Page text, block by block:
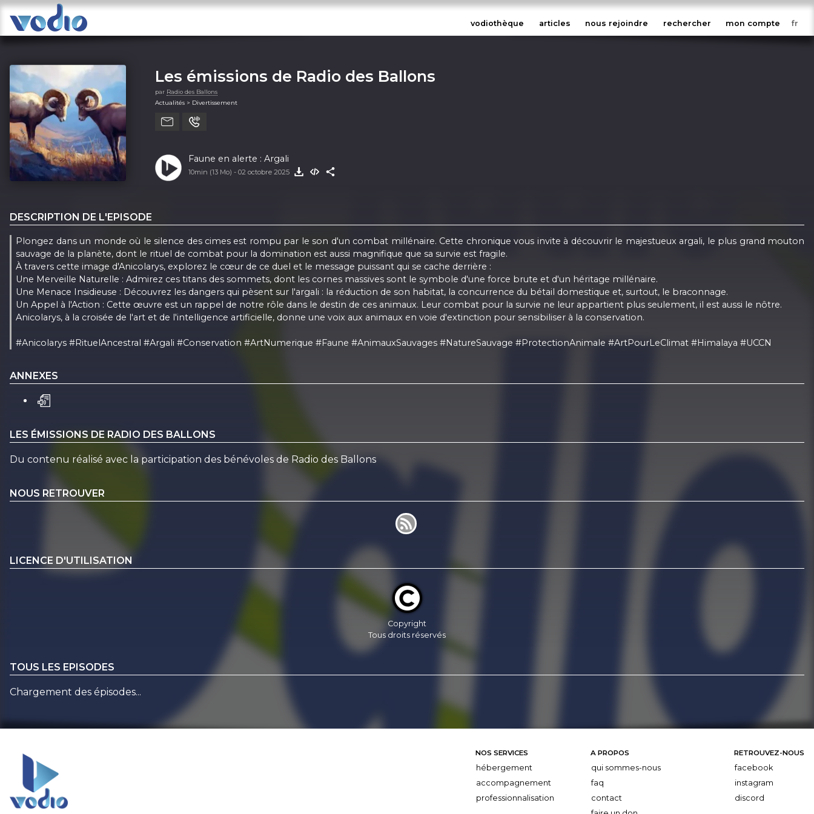
vodiothèque articles nous rejoindre rechercher mon compte
Les émissions de Radio des Ballons
par Radio des Ballons
Actualités > Divertissement
Faune en alerte : Argali
10min (13 Mo) - 02 octobre 2025
DESCRIPTION DE L'EPISODE
Plongez dans un monde où le silence des cimes est rompu par le son d'un combat millénaire. Cette chronique vous invite à découvrir le majestueux argali, le plus grand mouton
sauvage de la planète, dont le rituel de combat pour la domination est aussi magnifique que sa survie est fragile.
À travers cette image d'Anicolarys, explorez le cœur de ce duel et le message puissant qui se cache derrière :
Une Merveille Naturelle : Admirez ces titans des sommets, dont les cornes massives sont le symbole d'une force brute et d'un héritage millénaire.
Une Menace Insidieuse : Découvrez les dangers qui pèsent sur l'argali : la réduction de son habitat, la concurrence du bétail domestique et, surtout, le braconnage.
Un Appel à l'Action : Cette œuvre est un rappel de notre rôle dans le destin de ces animaux. Leur combat pour la survie ne leur appartient plus seulement, il est aussi le nôtre.
Anicolarys, à la croisée de l'art et de l'intelligence artificielle, donne une voix aux animaux en voie d'extinction pour sensibiliser à la conservation.
#Anicolarys #RituelAncestral #Argali #Conservation #ArtNumerique #Faune #AnimauxSauvages #NatureSauvage #ProtectionAnimale #ArtPourLeClimat #Himalaya #UCCN
ANNEXES
LES ÉMISSIONS DE RADIO DES BALLONS
Du contenu réalisé avec la participation des bénévoles de Radio des Ballons
NOUS RETROUVER
LICENCE D'UTILISATION
Copyright
Tous droits réservés
TOUS LES EPISODES
Chargement des épisodes...
NOS SERVICES
hébergement
accompagnement
professionnalisation
A PROPOS
qui sommes-nous
faq
contact
RETROUVEZ-NOUS
facebook
instagram
discord